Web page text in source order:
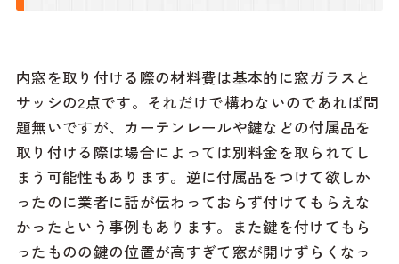
内窓を取り付ける際の材料費は基本的に窓ガラスと
サッシの2点です。それだけで構わないのであれば問
題無いですが、カーテンレールや鍵などの付属品を
取り付ける際は場合によっては別料金を取られてし
まう可能性もあります。逆に付属品をつけて欲しか
ったのに業者に話が伝わっておらず付けてもらえな
かったという事例もあります。また鍵を付けてもら
ったものの鍵の位置が高すぎて窓が開けずらくなっ